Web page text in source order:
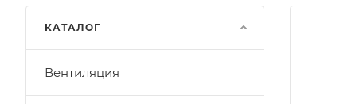
КАТАЛОГ
Вентиляция